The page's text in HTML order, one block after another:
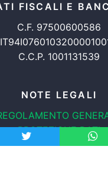
FISCALI E
C.F. 97500600586
C.C.P. 1001131539
NOTE LEGALI
PROTEZIONE DATI
INFORMATIVA